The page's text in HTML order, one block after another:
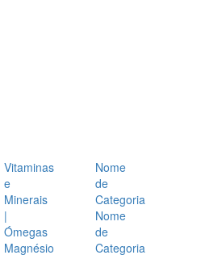
Vitaminas
e
Minerais
|
Ómegas
Magnésio
Nome
de
Categoria
Nome
de
Categoria